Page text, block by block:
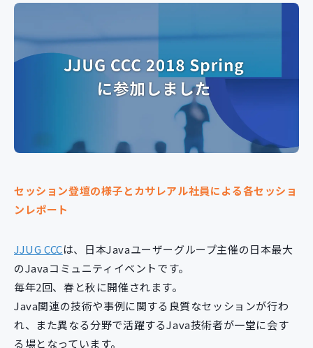
研修サービス
カスタマイズコース 教材購入
新規開発サービス
イベント・セミナー
ニュース
採用情報
Contact
セッション登壇の様子とカサレアル社員による各セッショ
ンレポート
JJUG CCCは、日本Javaユーザーグループ主催の日本最大
のJavaコミュニティイベントです。
毎年2回、春と秋に開催されます。
Java関連の技術や事例に関する良質なセッションが行わ
れ、また異なる分野で活躍するJava技術者が一堂に会す
る場となっています。